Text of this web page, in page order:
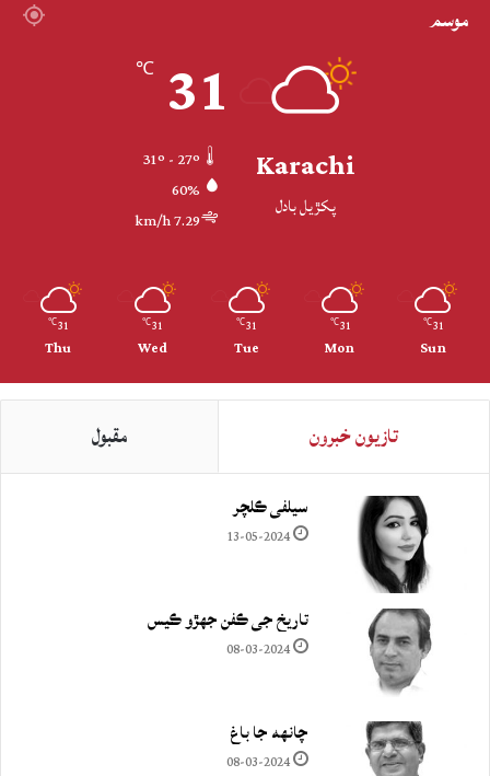
موسم
Karachi
پکڙيل بادل
31
℃
60%
7.29 km/h
31
℃
Sun
31
℃
Mon
31
℃
Tue
31
℃
Wed
31
℃
Thu
تازيون خبرون مقبول
سيلفي ڪلچر
13-05-2024
تاريخ جي ڪفن جھڙو ڪيس
08-03-2024
چانهه جا باغ
08-03-2024